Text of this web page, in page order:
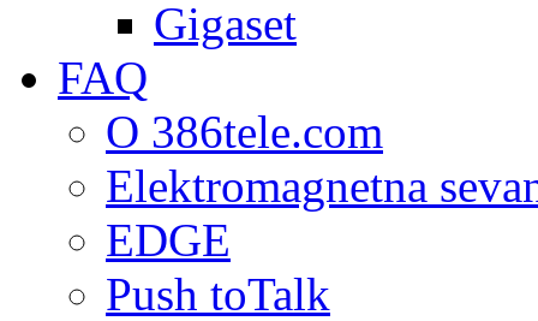
Gigaset
FAQ
O 386tele.com
Elektromagnetna
EDGE
Push toTalk